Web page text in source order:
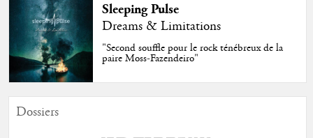
Sleeping Pulse
Dreams & Limitations
"Second souffle pour le rock ténébreux de la
paire Moss-Fazendeiro"
Dossiers